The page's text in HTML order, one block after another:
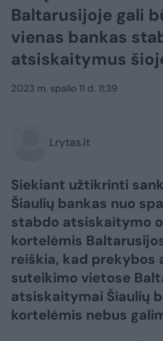
Baltarusijoje gali
vienas bankas
atsiskaitymus
2023 m. spalio 11 d. 11:39
Lrytas.lt
Siekiant užtikrinti
Šiaulių bankas nuo
stabdo atsiskaitymo
kortelėmis
reiškia, kad prekybos
suteikimo vietose
atsiskaitymai Šiaulių
kortelėmis nebus